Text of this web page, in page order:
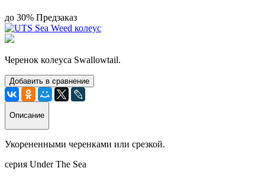
до 30% Предзаказ
Черенок колеуса Swallowtail.
Добавить в сравнение
Описание
Укорененными черенками или срезкой.
серия Under The Sea